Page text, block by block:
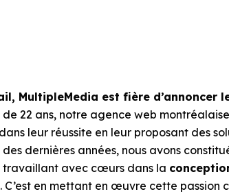
MultipleMedia est fière d’annoncer
de 22 ans, notre agence web
leur réussite en leur proposant des
dernières années, nous avons
travaillant avec cœurs dans la
. C’est en mettant en œuvre cette passion